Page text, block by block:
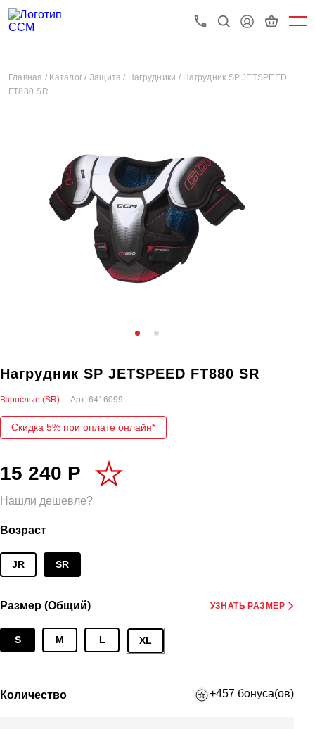
Главная / Каталог / Защита / Нагрудники / Нагрудник SP JETSPEED
FT880 SR
Нагрудник SP JETSPEED FT880 SR
Взрослые (SR) Арт. 6416099
Скидка 5% при оплате онлайн*
15 240 Р
Нашли дешевле?
Возраст
JR SR
Размер (Общий) УЗНАТЬ РАЗМЕР
S M L XL
Количество +457 бонуса(ов)